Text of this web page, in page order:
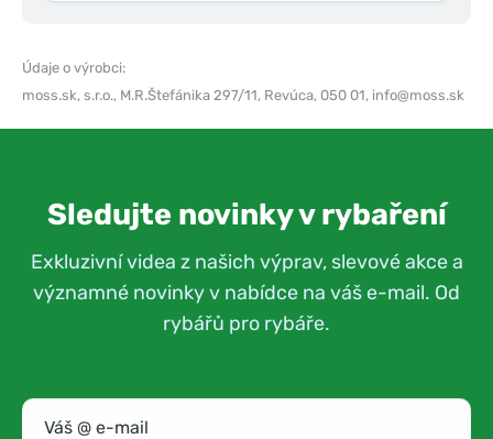
Údaje o výrobci:
moss.sk, s.r.o., M.R.Štefánika 297/11, Revúca, 050 01, info@moss.sk
Sledujte novinky v rybaření
Exkluzivní videa z našich výprav, slevové akce a
významné novinky v nabídce na váš e-mail. Od
rybářů pro rybáře.